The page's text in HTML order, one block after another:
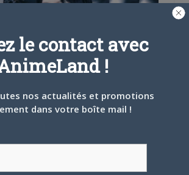
de la semaine : Atsushi Sakurai
jeunes animefans ont découvert le
grâce à certains openings alors…
le contact avec
!
nos actualités et promotions
dans votre boîte mail !